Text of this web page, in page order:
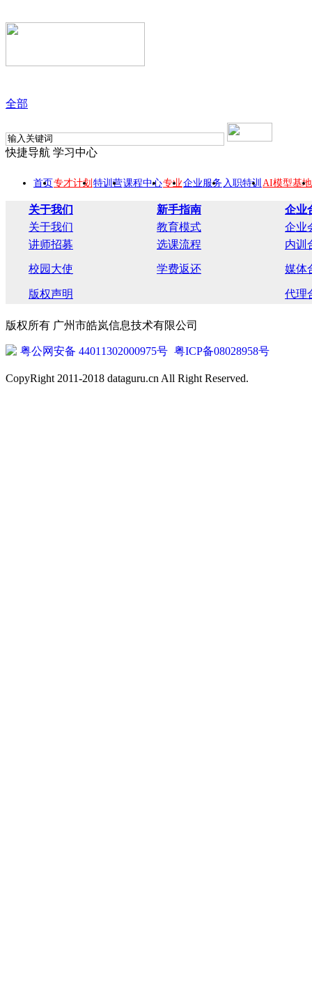
全部
快捷导航 学习中心
首页专才计划 特训营课程中心专业企业服务 入职特训 AI模型基地
关于我们 新手指南
企业
关于我们
教育模式
企业
讲师招募
选课流程 内训
校园大使 学费返还 媒体
版权声明 代理
版权所有 广州市皓岚信息技术有限公司
粤公网安备 44011302000975号 粤ICP备08028958号
CopyRight 2011-2018 dataguru.cn All Right Reserved.